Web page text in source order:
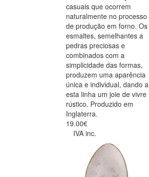
casuais que ocorrem
naturalmente no processo
de produção em forno. Os
esmaltes, semelhantes a
pedras preciosas e
combinados com a
simplicidade das formas,
produzem uma aparência
única e individual, dando a
esta linha um joie de vivre
rústico. Produzido em
Inglaterra.
19.00€
IVA inc.